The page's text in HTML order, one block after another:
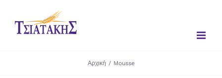
περιεχόμενο
Αρχική / Mousse